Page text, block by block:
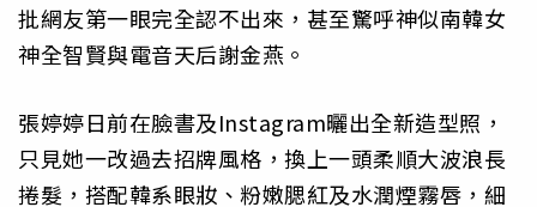
批網友第一眼完全認不出來，甚至驚呼神似南韓女
神全智賢與電音天后謝金燕。
張婷婷日前在臉書及Instagram曬出全新造型照，
只見她一改過去招牌風格，換上一頭柔順大波浪長
捲髮，搭配韓系眼妝、粉嫩腮紅及水潤煙霧唇，細